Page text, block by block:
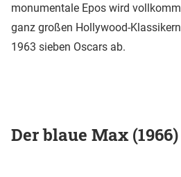
monumentale Epos wird
ganz großen Hollywood-
1963 sieben Oscars ab.
Der blaue Max (1966)